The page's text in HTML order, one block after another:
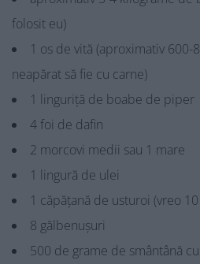
folosit eu)
1 os de vită (aproximativ
neapărat să fie cu carne)
1 linguriță de boabe de piper
4 foi de dafin
2 morcovi medii sau 1 mare
1 lingură de ulei
1 căpățană de usturoi (vreo
8 gălbenușuri
500 de grame de smântână